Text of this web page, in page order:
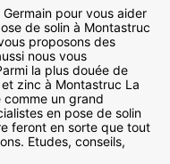
pour vous aider
de solin à Montastruc
proposons des
nous vous
la plus douée de
zinc à Montastruc La
comme un grand
en pose de solin
feront en sorte que tout
Etudes, conseils,